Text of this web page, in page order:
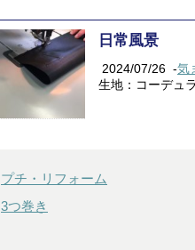
日常風景
2024/07/26 -気
生地：コーデュ
プチ・リフォーム
3つ巻き